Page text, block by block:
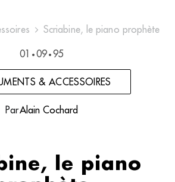
Scriabine, le piano prophète
01 • 09 • 95
& ACCESSOIRES
ParAlain Cochard
le piano